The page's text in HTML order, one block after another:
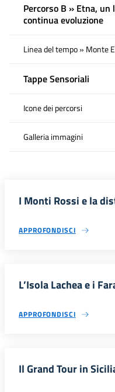
Percorso B » Etna,
continua evoluzione
Linea del tempo » Monte
Tappe Sensoriali
Icone dei percorsi
Galleria immagini
I Monti Rossi e la
APPROFONDISCI
L’Isola Lachea e i
APPROFONDISCI
Il Grand Tour in